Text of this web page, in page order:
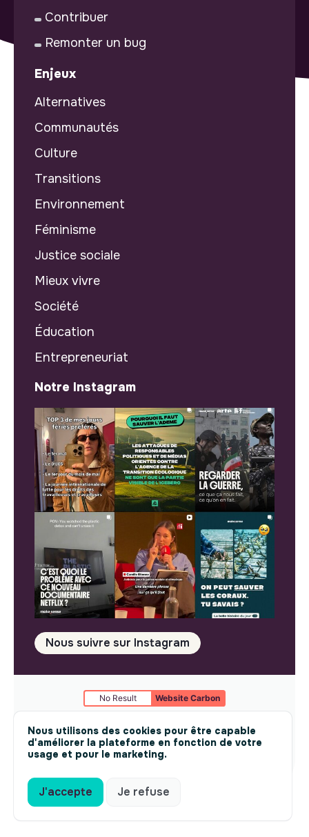
Nous utilisons des cookies pour être capable
d'améliorer la plateforme en fonction de votre
usage et pour le marketing.
J'accepte Je refuse
Contribuer
Remonter un bug
Enjeux
Alternatives
Communautés
Culture
Transitions
Environnement
Féminisme
Justice sociale
Mieux vivre
Société
Éducation
Entrepreneuriat
Notre Instagram
Nous suivre sur Instagram
No Result Website Carbon
Mentions légales© makesense 2024 -cookies